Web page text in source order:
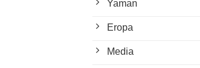
Yaman
Eropa
Media